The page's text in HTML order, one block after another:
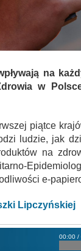
na
w
piątce
ludzie, jak
na
e-
Lipczyńskiej
00:00 /